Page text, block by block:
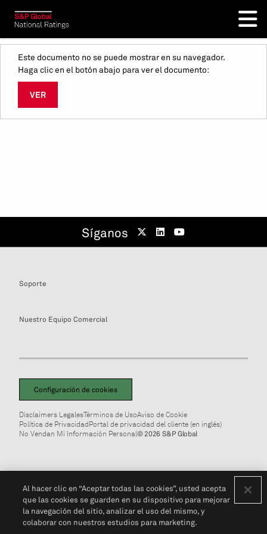
Este documento no se puede mostrar en su navegador.
Haga clic en el botón abajo para ver el documento:
VER
Síganos
Soporte
Nuestro Equipo Comercial
Configuración de cookies
Disclaimers LegalesTérminos de UsoAviso de Cookie
Política de PrivacidadPortal de privacidad del cliente (en inglés)
No Vendan Mi Información Personal© 2026 S&P Global
Al hacer clic en “Aceptar todas las cookies”, usted acepta
que las cookies se guarden en su dispositivo para mejorar
la navegación del sitio, analizar el uso del mismo, y
colaborar con nuestros estudios para marketing.